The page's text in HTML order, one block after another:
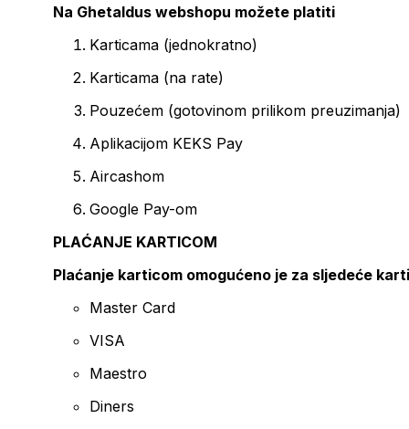
Na Ghetaldus webshopu možete platiti
Karticama (jednokratno)
Karticama (na rate)
Pouzećem (gotovinom prilikom preuzimanja)
Aplikacijom KEKS Pay
Aircashom
Google Pay-om
PLAĆANJE KARTICOM
Plaćanje karticom omogućeno je za sljedeće
Master Card
VISA
Maestro
Diners